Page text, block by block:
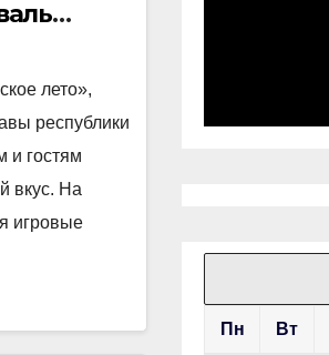
лето»,
республики
и гостям
вкус. На
игровые
Пн Вт